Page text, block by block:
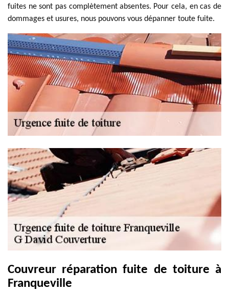
fuites ne sont pas complètement absentes. Pour cela, en cas de
dommages et usures, nous pouvons vous dépanner toute fuite.
Couvreur réparation fuite de toiture à
Franqueville